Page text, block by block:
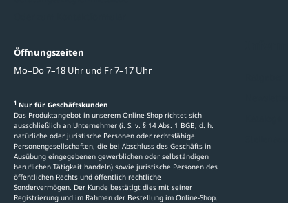
Öffnungszeiten
Mo–Do 7–18 Uhr und Fr 7–17 Uhr
1 Nur für Geschäftskunden
Das Produktangebot in unserem Online-Shop richtet sich
ausschließlich an Unternehmer (i. S. v. § 14 Abs. 1 BGB, d. h.
natürliche oder juristische Personen oder rechtsfähige
Personengesellschaften, die bei Abschluss des Geschäfts in
Ausübung eingegebenen gewerblichen oder selbständigen
beruflichen Tätigkeit handeln) sowie juristische Personen des
öffentlichen Rechts und öffentlich rechtliche
Sondervermögen. Der Kunde bestätigt dies mit seiner
Registrierung und im Rahmen der Bestellung im Online-Shop.